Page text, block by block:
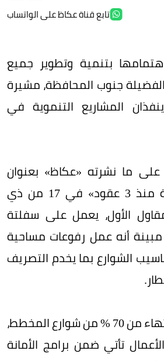
تابع قناة عكاظ على الواتساب
بتنمية وتطوير جميع
جنوب المحافظة، مشيرة
المشاريع التنموية في
على ما نشرته «عكاظ» بعنوان
«الفضيلة في عزلة منذ 3 عقود» في 17 من ذي
أن المقاول الأول، يعمل على سفلتة
أنه عمل رفوعات مساحية
الشوارع بما يخدم التصريف
وذكرت أنه جرى الانتهاء من 70 % من شوارع المخطط،
تأتي ضمن برامج الأمانة